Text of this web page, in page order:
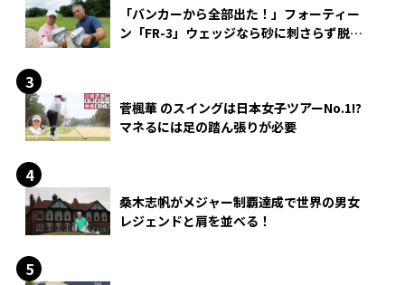
「バンカーから全部出た！」フォーティー
ン「FR-3」ウェッジなら砂に刺さらず脱出
菅楓華 のスイングは日本女子ツアーNo.1!?
マネるには足の踏ん張りが必要
桑木志帆がメジャー制覇達成で世界の男女
レジェンドと肩を並べる！